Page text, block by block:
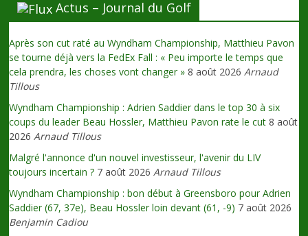
Actus – Journal du Golf
Après son cut raté au Wyndham Championship, Matthieu Pavon
se tourne déjà vers la FedEx Fall : « Peu importe le temps que
cela prendra, les choses vont changer » 8 août 2026 Arnaud
Tillous
Wyndham Championship : Adrien Saddier dans le top 30 à six
coups du leader Beau Hossler, Matthieu Pavon rate le cut 8 août
2026 Arnaud Tillous
Malgré l'annonce d'un nouvel investisseur, l'avenir du LIV
toujours incertain ? 7 août 2026 Arnaud Tillous
Wyndham Championship : bon début à Greensboro pour Adrien
Saddier (67, 37e), Beau Hossler loin devant (61, -9) 7 août 2026
Benjamin Cadiou